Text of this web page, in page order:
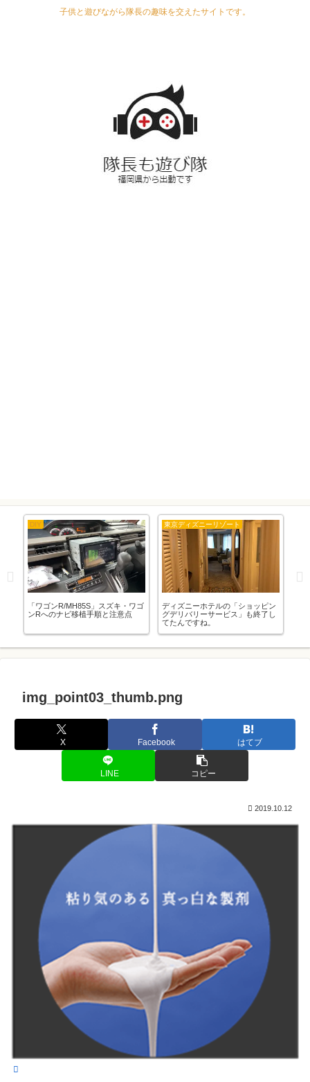
子供と遊びながら隊長の趣味を交えたサイトです。
DIY
「ワゴンR/MH85S」スズキ・ワゴ
ンRへのナビ移植手順と注意点
東京ディズニーリゾート
ディズニーホテルの「ショッピン
グデリバリーサービス」も終了し
てたんですね。
img_point03_thumb.png
X Facebook はてブ
LINE コピー
2019.10.12